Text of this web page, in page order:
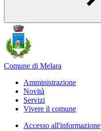
Comune di Melara
Amministrazione
Novità
Servizi
Vivere il comune
Accesso all'informazione